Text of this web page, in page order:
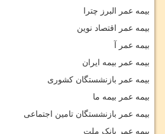
بیمه عمر البرز چترا
بیمه عمر اقتصاد نوین
بیمه عمر آ
بیمه عمر بیمه ایران
بیمه عمر بازنشستگان کشوری
بیمه عمر بیمه ما
بیمه عمر بازنشستگان تامین اجتماعی
بیمه عمر بانک ملت